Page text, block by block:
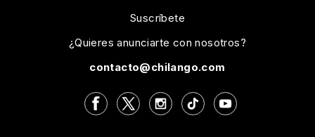
Suscríbete
¿Quieres anunciarte con nosotros?
contacto@chilango.com